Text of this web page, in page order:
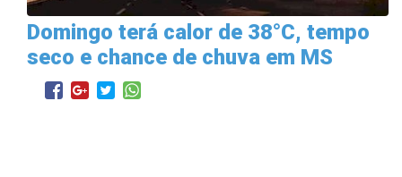
Domingo terá calor de 38°C, tempo
seco e chance de chuva em MS